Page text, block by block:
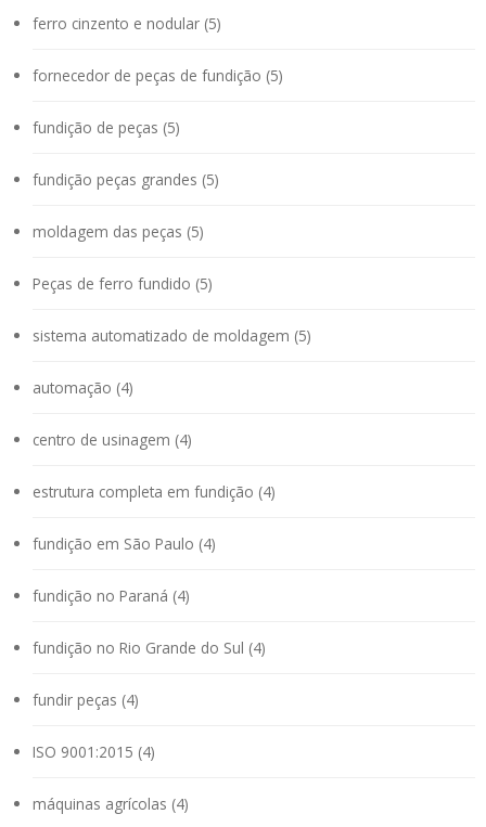
ferro cinzento e nodular (5)
fornecedor de peças de fundição (5)
fundição de peças (5)
fundição peças grandes (5)
moldagem das peças (5)
Peças de ferro fundido (5)
sistema automatizado de moldagem (5)
automação (4)
centro de usinagem (4)
estrutura completa em fundição (4)
fundição em São Paulo (4)
fundição no Paraná (4)
fundição no Rio Grande do Sul (4)
fundir peças (4)
ISO 9001:2015 (4)
máquinas agrícolas (4)